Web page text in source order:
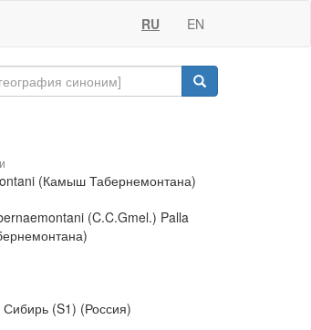
RU EN
(Камыш Табернемонтана)
(C.C.Gmel.) Palla
(S1) (Россия)